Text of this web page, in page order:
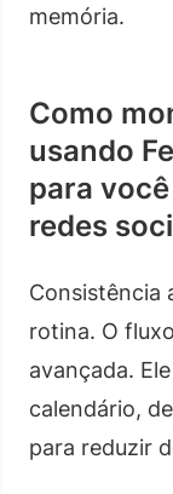
memória.
Como
usando
para
redes
Consistência
rotina. O
avançada.
calendário,
para reduzir